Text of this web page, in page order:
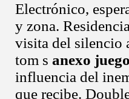
Electrónico,
y zona.
visita del silencio
tom s anexo
influencia del
que recibe.